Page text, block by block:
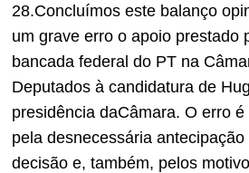
28.Concluímos este balanço
um grave erro o apoio prestado
bancada federal do PT na
Deputados à candidatura de H
presidência daCâmara. O erro é
pela desnecessária antecipação
decisão e, também, pelos